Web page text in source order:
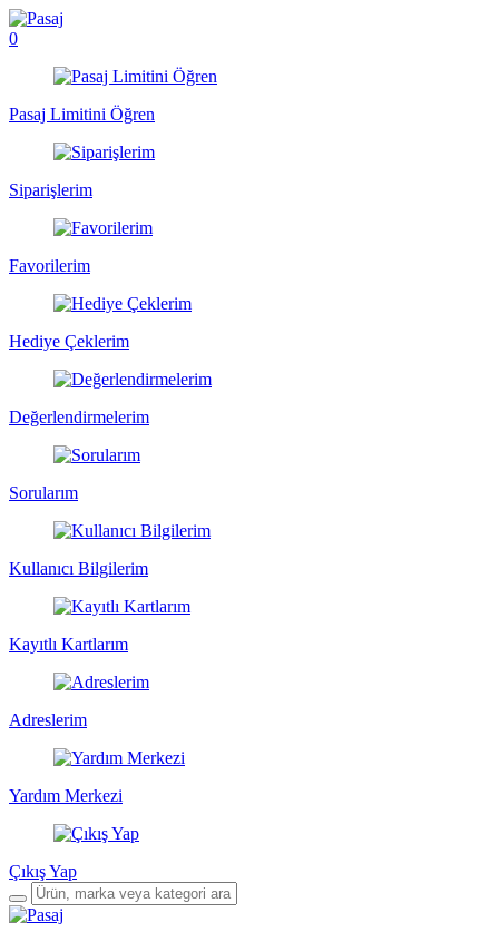
0
Pasaj Limitini Öğren
Siparişlerim
Favorilerim
Hediye Çeklerim
Değerlendirmelerim
Sorularım
Kullanıcı Bilgilerim
Kayıtlı Kartlarım
Adreslerim
Yardım Merkezi
Çıkış Yap